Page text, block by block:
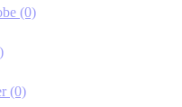
(0)
(0)